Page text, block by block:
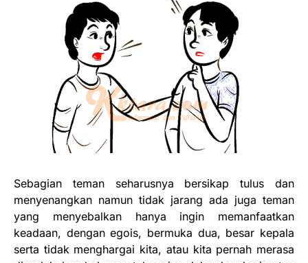
Sebagian teman seharusnya bersikap tulus dan
menyenangkan namun tidak jarang ada juga teman
yang menyebalkan hanya ingin memanfaatkan
keadaan, dengan egois, bermuka dua, besar kepala
serta tidak menghargai kita, atau kita pernah merasa